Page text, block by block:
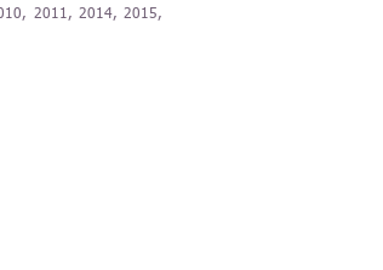
2011, 2014, 2015,